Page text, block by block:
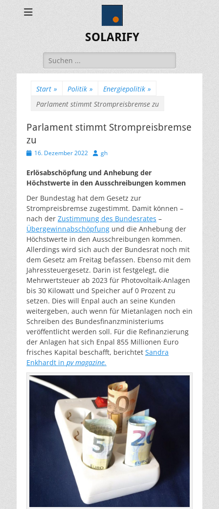
SOLARIFY
Suchen
nach:
Start » Politik » Energiepolitik »
Parlament stimmt Strompreisbremse zu
Parlament stimmt Strompreisbremse
zu
Veröffentlicht
16. Dezember 2022 Autor
gh
Erlösabschöpfung und Anhebung der
Höchstwerte in den Ausschreibungen kommen
Der Bundestag hat dem Gesetz zur
Strompreisbremse zugestimmt. Damit können –
nach der Zustimmung des Bundesrates –
Übergewinnabschöpfung und die Anhebung der
Höchstwerte in den Ausschreibungen kommen.
Allerdings wird sich auch der Bundesrat noch mit
dem Gesetz am Freitag befassen. Ebenso mit dem
Jahressteuergesetz. Darin ist festgelegt, die
Mehrwertsteuer ab 2023 für Photovoltaik-Anlagen
bis 30 Kilowatt und Speicher auf 0 Prozent zu
setzen. Dies will Enpal auch an seine Kunden
weitergeben, auch wenn für Mietanlagen noch ein
Schreiben des Bundesfinanzministeriums
veröffentlicht werden soll. Für die Refinanzierung
der Anlagen hat sich Enpal 855 Millionen Euro
frisches Kapital beschafft, berichtet Sandra
Enkhardt in pv magazine.